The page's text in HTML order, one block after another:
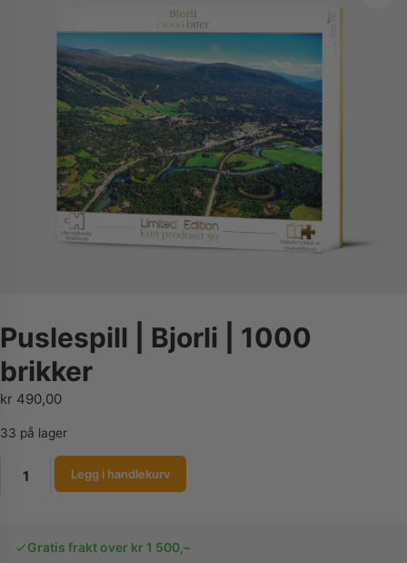
Puslespill | Bjorli | 1000
brikker
kr 490,00
33 på lager
Puslespill
1000
Legg i handlekurv
Gratis frakt over kr 1 500,–